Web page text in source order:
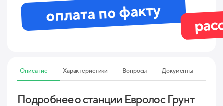
оплата по факту
Описание Характеристики Вопросы Документы
Подробнее о станции Евролос Грунт